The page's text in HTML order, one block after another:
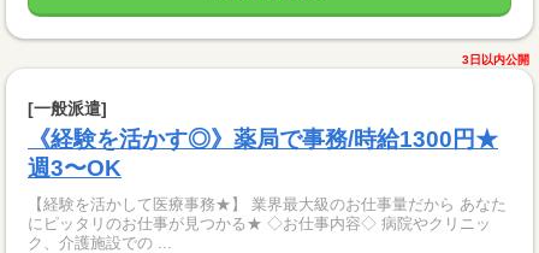
3日以内公開
[一般派遣]
《経験を活かす◎》薬局で事務/時給1300円★
週3〜OK
【経験を活かして医療事務★】 業界最大級のお仕事量だから あなた
にピッタリのお仕事が見つかる★ ◇お仕事内容◇ 病院やクリニッ
ク、介護施設での ...